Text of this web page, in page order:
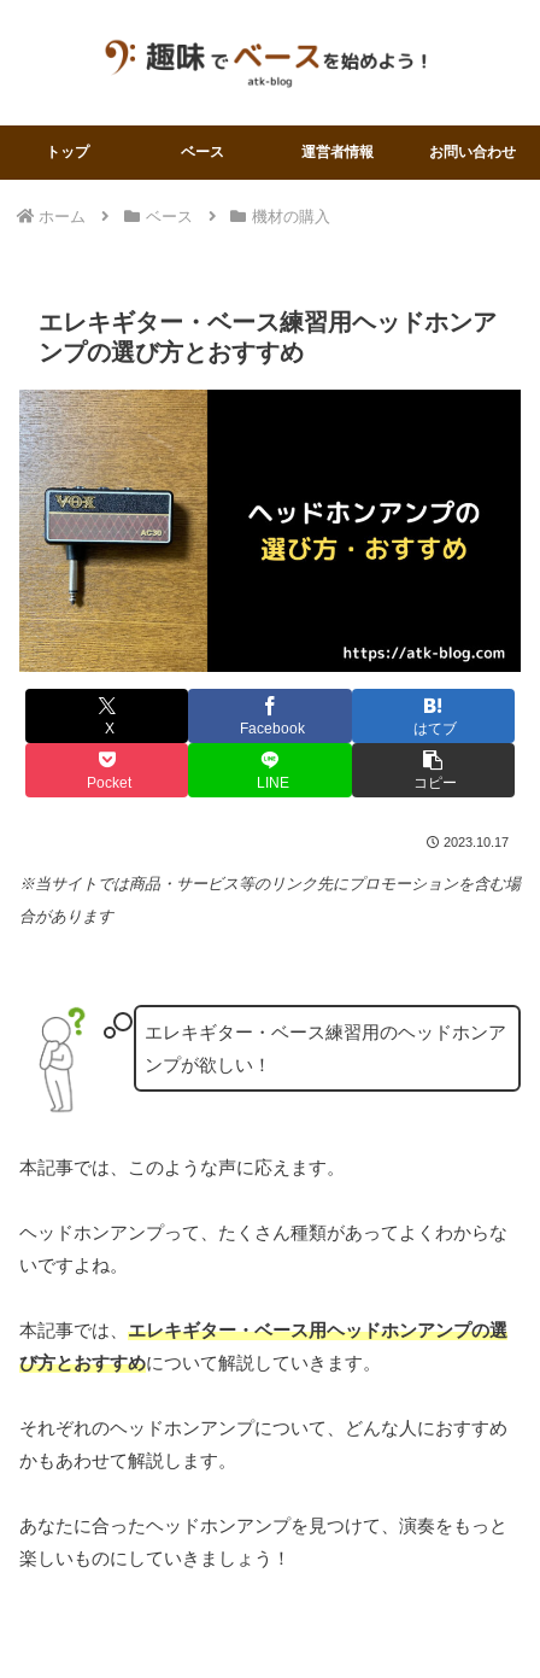
トップ ベース 運営者情報 お問い合わせ
ホーム ベース 機材の購入
エレキギター・ベース練習用ヘッドホンア
ンプの選び方とおすすめ
X Facebook はてブ
Pocket LINE コピー
2023.10.17
※当サイトでは商品・サービス等のリンク先にプロモーションを含む場
合があります
エレキギター・ベース練習用のヘッドホンア
ンプが欲しい！
本記事では、このような声に応えます。
ヘッドホンアンプって、たくさん種類があってよくわからな
いですよね。
本記事では、 エレキギター・ベース用ヘッドホンアンプの選
び方とおすすめについて解説していきます。
それぞれのヘッドホンアンプについて、どんな人におすすめ
かもあわせて解説します。
あなたに合ったヘッドホンアンプを見つけて、演奏をもっと
楽しいものにしていきましょう！